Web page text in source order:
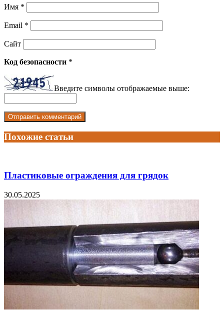
Имя *
Email *
Сайт
Код безопасности *
Введите символы отображаемые выше:
Похожие статьи
Пластиковые ограждения для грядок
30.05.2025